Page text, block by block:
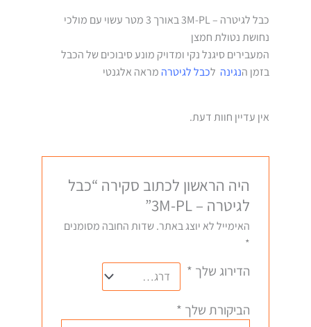
כבל לגיטרה – 3M-PL באורך 3 מטר עשוי עם מולכי
נחושת נטולת חמצן
המעבירים סיגנל נקי ומדויק מונע סיבוכים של הכבל
בזמן הנגינה לכבל לגיטרה מראה אלגנטי
אין עדיין חוות דעת.
היה הראשון לכתוב סקירה “כבל
לגיטרה – 3M-PL”
האימייל לא יוצג באתר.שדות החובה מסומנים
*
הדירוג שלך *
הביקורת שלך *